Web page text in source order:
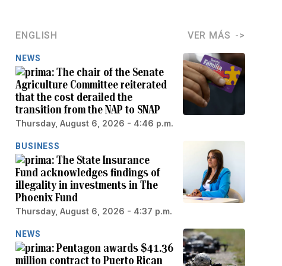
ENGLISH VER MÁS
NEWS
The chair of the Senate
Agriculture Committee reiterated
that the cost derailed the
transition from the NAP to SNAP
Thursday, August 6, 2026 - 4:46 p.m.
BUSINESS
The State Insurance
Fund acknowledges findings of
illegality in investments in The
Phoenix Fund
Thursday, August 6, 2026 - 4:37 p.m.
NEWS
Pentagon awards $41.36
million contract to Puerto Rican